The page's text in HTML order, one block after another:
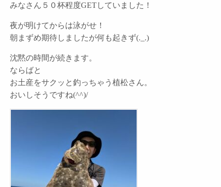
みなさん５０杯程度GETしていました！
夜が明けてからは泳がせ！
朝まずめ期待しましたが何も起きず(._.)
沈黙の時間が続きます。
ならばと
お土産をサクッと釣っちゃう植松さん。
おいしそうですね(^^)/